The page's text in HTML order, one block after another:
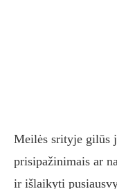
Meilės srityje gilūs
prisipažinimais ar
ir išlaikyti